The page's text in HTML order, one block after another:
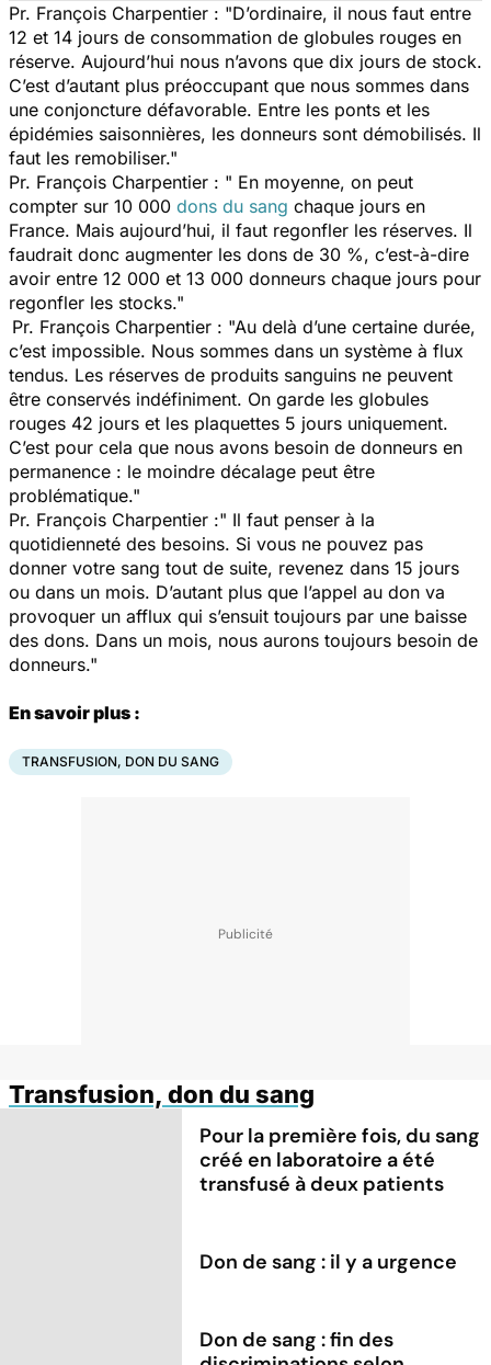
Pr. François Charpentier : "D’ordinaire, il nous faut entre
12 et 14 jours de consommation de globules rouges en
réserve. Aujourd’hui nous n’avons que dix jours de stock.
C’est d’autant plus préoccupant que nous sommes dans
une conjoncture défavorable. Entre les ponts et les
épidémies saisonnières, les donneurs sont démobilisés. Il
faut les remobiliser."
Pr. François Charpentier : " En moyenne, on peut
compter sur 10 000 dons du sang chaque jours en
France. Mais aujourd’hui, il faut regonfler les réserves. Il
faudrait donc augmenter les dons de 30 %, c’est-à-dire
avoir entre 12 000 et 13 000 donneurs chaque jours pour
regonfler les stocks."
Pr. François Charpentier : "Au delà d’une certaine durée,
c’est impossible. Nous sommes dans un système à flux
tendus. Les réserves de produits sanguins ne peuvent
être conservés indéfiniment. On garde les globules
rouges 42 jours et les plaquettes 5 jours uniquement.
C’est pour cela que nous avons besoin de donneurs en
permanence : le moindre décalage peut être
problématique."
Pr. François Charpentier :" Il faut penser à la
quotidienneté des besoins. Si vous ne pouvez pas
donner votre sang tout de suite, revenez dans 15 jours
ou dans un mois. D’autant plus que l’appel au don va
provoquer un afflux qui s’ensuit toujours par une baisse
des dons. Dans un mois, nous aurons toujours besoin de
donneurs."
En savoir plus :
TRANSFUSION, DON DU SANG
Transfusion, don du sang
Pour la première fois, du sang
créé en laboratoire a été
transfusé à deux patients
Don de sang : il y a urgence
Don de sang : fin des